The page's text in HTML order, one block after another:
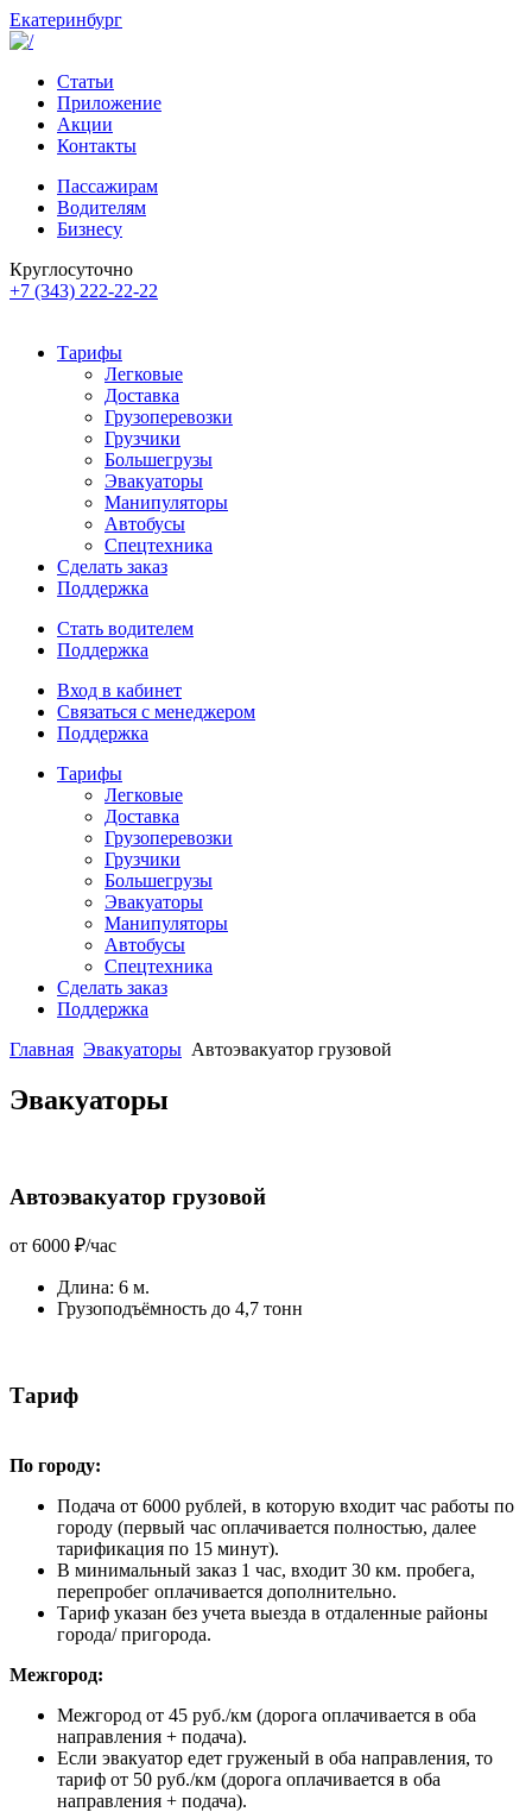
Екатеринбург
Статьи
Приложение
Акции
Контакты
Пассажирам
Водителям
Бизнесу
Круглосуточно
+7 (343) 222-22-22
Тарифы
Легковые
Доставка
Грузоперевозки
Грузчики
Большегрузы
Эвакуаторы
Манипуляторы
Автобусы
Спецтехника
Сделать заказ
Поддержка
Стать водителем
Поддержка
Вход в кабинет
Связаться с менеджером
Поддержка
Тарифы
Легковые
Доставка
Грузоперевозки
Грузчики
Большегрузы
Эвакуаторы
Манипуляторы
Автобусы
Спецтехника
Сделать заказ
Поддержка
Главная Эвакуаторы Автоэвакуатор грузовой
Эвакуаторы
Автоэвакуатор грузовой
от 6000 ₽/час
Длина: 6 м.
Грузоподъёмность до 4,7 тонн
Тариф
По городу:
Подача от 6000 рублей, в которую входит час работы по
городу (первый час оплачивается полностью, далее
тарификация по 15 минут).
В минимальный заказ 1 час, входит 30 км. пробега,
перепробег оплачивается дополнительно.
Тариф указан без учета выезда в отдаленные районы
города/ пригорода.
Межгород:
Межгород от 45 руб./км (дорога оплачивается в оба
направления + подача).
Если эвакуатор едет груженый в оба направления, то
тариф от 50 руб./км (дорога оплачивается в оба
направления + подача).